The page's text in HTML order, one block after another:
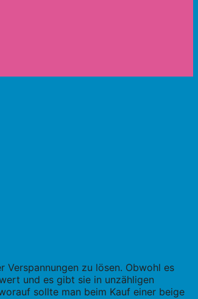
zu lösen. Obwohl es
und es gibt sie in unzähligen
sollte man beim Kauf einer beige